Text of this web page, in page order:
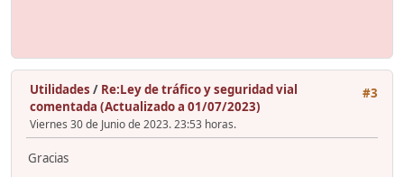
#3
Utilidades / Re:Ley de tráfico y seguridad vial
comentada (Actualizado a 01/07/2023)
Viernes 30 de Junio de 2023. 23:53 horas.
Gracias